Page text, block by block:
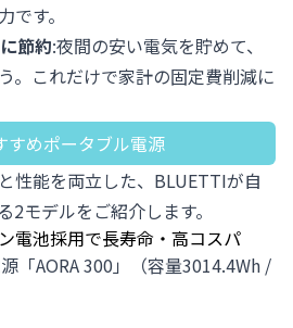
す。
節約:夜間の安い電気を貯めて、
。これだけで家計の固定費削減に
すめポータブル電源
性能を両立した、BLUETTIが自
モデルをご紹介します。
電池採用で長寿命・高コスパ
「AORA 300 」（容量3014.4Wh /